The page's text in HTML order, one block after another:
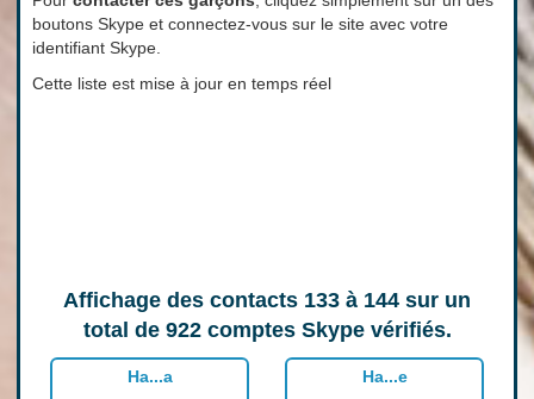
boutons Skype et connectez-vous sur le site avec votre
identifiant Skype.
Cette liste est mise à jour en temps réel
Affichage des contacts 133 à 144 sur un
total de 922comptes Skype vérifiés.
Ha...a Ha...e